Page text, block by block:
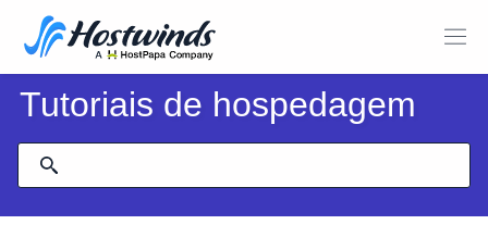
Tutoriais de hospedagem